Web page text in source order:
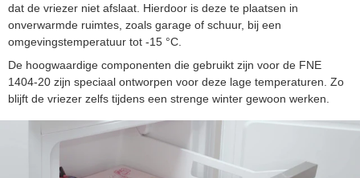
dat de vriezer niet afslaat. Hierdoor is deze te plaatsen in
onverwarmde ruimtes, zoals garage of schuur, bij een
omgevingstemperatuur tot -15 °C.
De hoogwaardige componenten die gebruikt zijn voor de FNE
1404-20 zijn speciaal ontworpen voor deze lage temperaturen. Zo
blijft de vriezer zelfs tijdens een strenge winter gewoon werken.